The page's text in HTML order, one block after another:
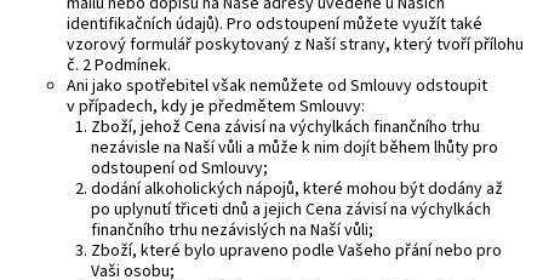
identifikačních údajů). Pro odstoupení můžete využít také
vzorový formulář poskytovaný z Naší strany, který tvoří přílohu
č. 2 Podmínek.
Ani jako spotřebitel však nemůžete od Smlouvy odstoupit
v případech, kdy je předmětem Smlouvy:
Zboží, jehož Cena závisí na výchylkách finančního trhu
nezávisle na Naší vůli a může k nim dojít během lhůty pro
odstoupení od Smlouvy;
dodání alkoholických nápojů, které mohou být dodány až
po uplynutí třiceti dnů a jejich Cena závisí na výchylkách
finančního trhu nezávislých na Naší vůli;
Zboží, které bylo upraveno podle Vašeho přání nebo pro
Vaši osobu;